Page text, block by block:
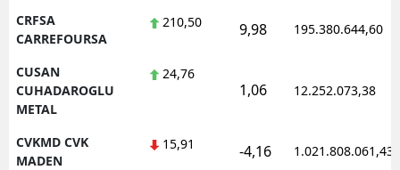
CRFSA
CARREFOURSA
210,50 9,98 195.380.644,60
CUSAN
CUHADAROGLU
METAL
24,76
1,06 12.252.073,38
CVKMD CVK
MADEN
15,91 -4,16 1.021.808.061,43